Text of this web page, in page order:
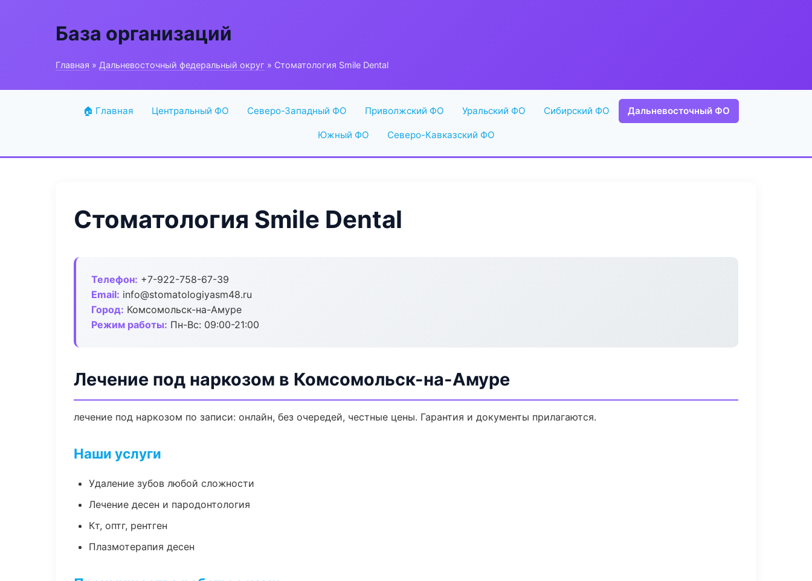
База организаций
Главная » Дальневосточный федеральный округ » Стоматология Smile Dental
🏠 Главная Центральный ФО Северо-Западный ФО Приволжский ФО Уральский ФО Сибирский ФО Дальневосточный ФО
Южный ФО Северо-Кавказский ФО
Стоматология Smile Dental
Телефон: +7-922-758-67-39
Email: info@stomatologiyasm48.ru
Город: Комсомольск-на-Амуре
Режим работы: Пн-Вс: 09:00-21:00
Лечение под наркозом в Комсомольск-на-Амуре
лечение под наркозом по записи: онлайн, без очередей, честные цены. Гарантия и документы прилагаются.
Наши услуги
Удаление зубов любой сложности
Лечение десен и пародонтология
Кт, оптг, рентген
Плазмотерапия десен